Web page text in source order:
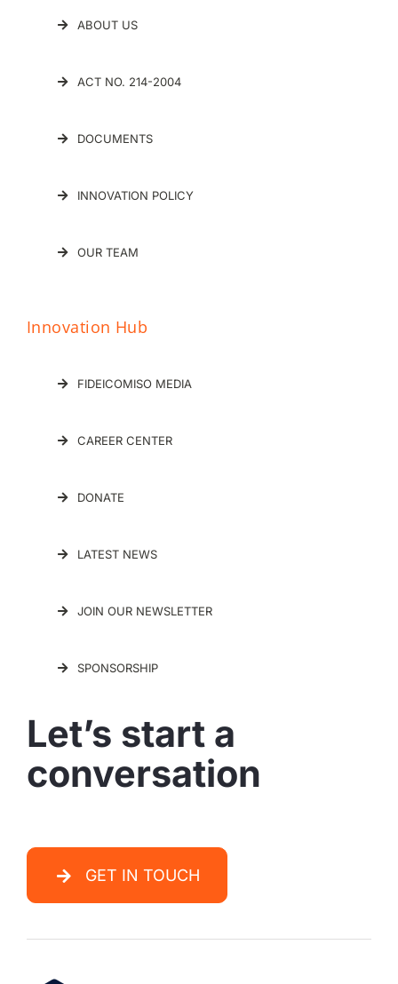
ABOUT US
ACT NO. 214-2004
DOCUMENTS
INNOVATION POLICY
OUR TEAM
Innovation Hub
FIDEICOMISO MEDIA
CAREER CENTER
DONATE
LATEST NEWS
JOIN OUR NEWSLETTER
SPONSORSHIP
Let’s start a
conversation
GET IN TOUCH